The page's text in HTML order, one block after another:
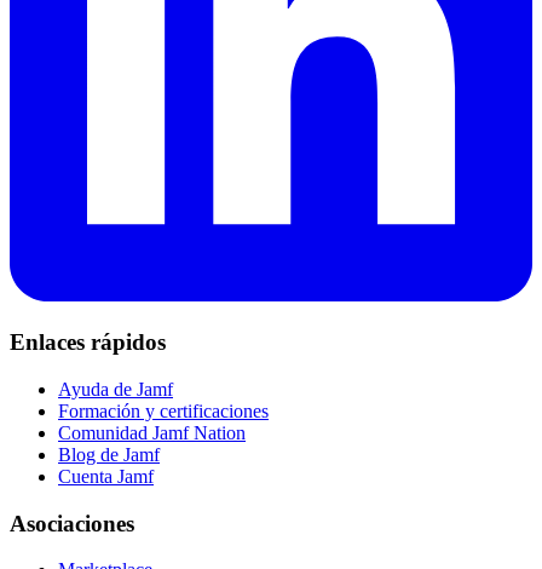
Enlaces rápidos
Ayuda de Jamf
Formación y certificaciones
Comunidad Jamf Nation
Blog de Jamf
Cuenta Jamf
Asociaciones